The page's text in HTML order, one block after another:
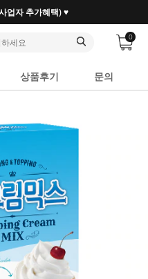
가 즐겨찾는 마켓리더
0
상품후기 문의